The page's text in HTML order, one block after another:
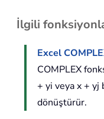
İlgili
Excel
COMPLEX
+ yi veya x + yj
dönüştürür.